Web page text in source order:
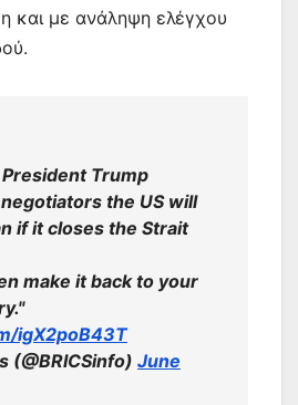
και με ανάληψη ελέγχου
President Trump
the US will
if it closes the Strait
make it back to your
igX2poB43T
(@BRICSinfo) June